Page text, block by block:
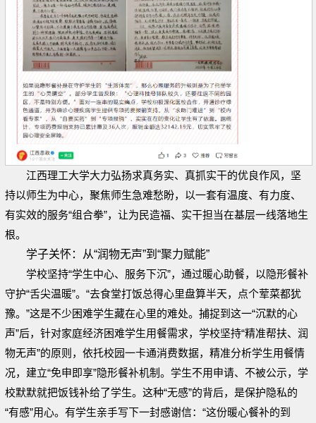
江西理工大学大力弘扬求真务实、真抓实干的优良作风，坚
持以师生为中心，聚焦师生急难愁盼，以一套有温度、有力度、
有实效的服务“组合拳”，让为民造福、实干担当在基层一线落地生
根。
学子关怀：
从“润物无声”到“聚力赋能”
学校坚持“学生中心、服务下沉”，通过暖心助餐，以隐形餐补
守护“舌尖温暖”。“去食堂打饭总得心里盘算半天，点个荤菜都犹
豫。”这是不少困难学生藏在心里的难处。捕捉到这一“沉默的心
声”后，针对家庭经济困难学生用餐需求，学校坚持“精准帮扶、润
物无声”的原则，依托校园一卡通消费数据，精准分析学生用餐情
况，建立“免申即享”隐形餐补机制。学生不用申请、不被公示，学
校默默就把饭钱补给了学生。这种“无感”的背后，是保护隐私的
“有感”用心。有学生亲手写下一封感谢信：“这份暖心餐补的到